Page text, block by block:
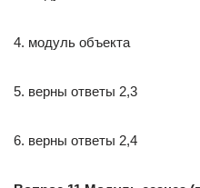
4. модуль объекта
5. верны ответы 2,3
6. верны ответы 2,4